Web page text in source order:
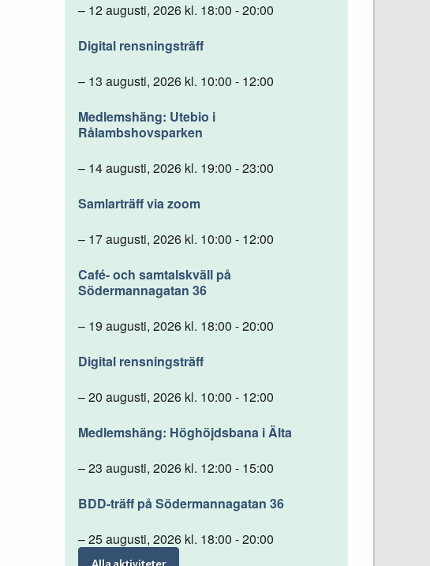
– 12 augusti, 2026 kl. 18:00 - 20:00
Digital rensningsträff
– 13 augusti, 2026 kl. 10:00 - 12:00
Medlemshäng: Utebio i
Rålambshovsparken
– 14 augusti, 2026 kl. 19:00 - 23:00
Samlarträff via zoom
– 17 augusti, 2026 kl. 10:00 - 12:00
Café- och samtalskväll på
Södermannagatan 36
– 19 augusti, 2026 kl. 18:00 - 20:00
Digital rensningsträff
– 20 augusti, 2026 kl. 10:00 - 12:00
Medlemshäng: Höghöjdsbana i Älta
– 23 augusti, 2026 kl. 12:00 - 15:00
BDD-träff på Södermannagatan 36
– 25 augusti, 2026 kl. 18:00 - 20:00